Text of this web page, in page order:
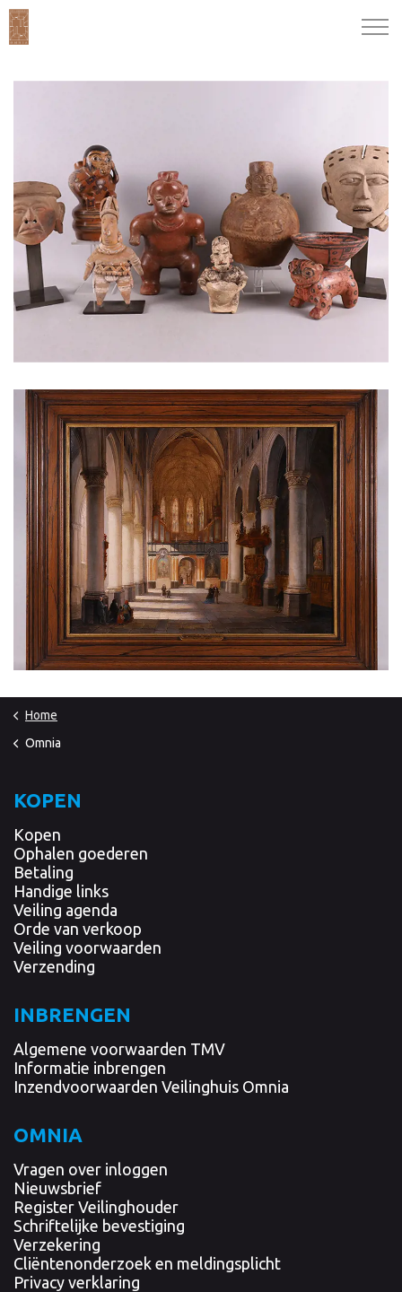
Home
Omnia
KOPEN
Kopen
Ophalen goederen
Betaling
Handige links
Veiling agenda
Orde van verkoop
Veiling voorwaarden
Verzending
INBRENGEN
Algemene voorwaarden TMV
Informatie inbrengen
Inzendvoorwaarden Veilinghuis Omnia
OMNIA
Vragen over inloggen
Nieuwsbrief
Register Veilinghouder
Schriftelijke bevestiging
Verzekering
Cliëntenonderzoek en meldingsplicht
Privacy verklaring